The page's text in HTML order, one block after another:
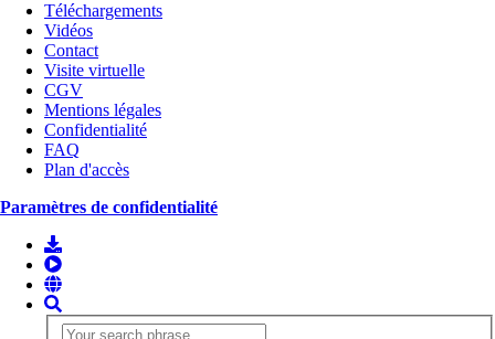
Téléchargements
Vidéos
Contact
Visite virtuelle
CGV
Mentions légales
Confidentialité
FAQ
Plan d'accès
Paramètres de confidentialité